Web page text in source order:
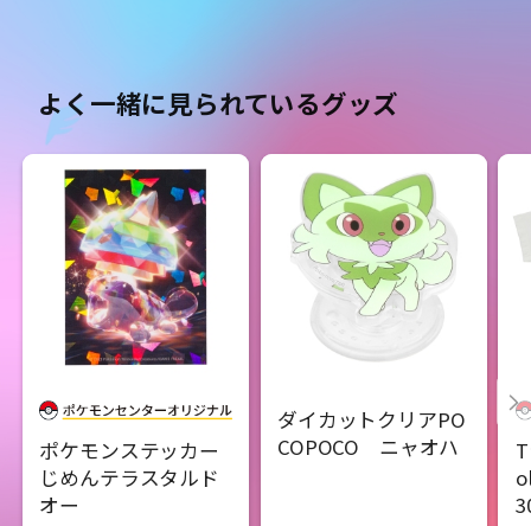
よく一緒に見られているグッズ
ポケモンステッカー
じめんテラスタルド
オー
ダイカットクリアPO
COPOCO ニャオハ